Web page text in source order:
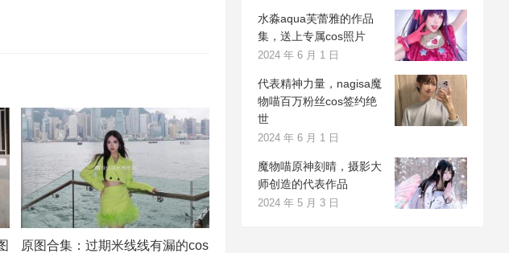
原图合集：过期米线线有漏的cos
水淼aqua芙蕾雅的作品
集，送上专属cos照片
2024 年 6 月 1 日
代表精神力量，nagisa魔
物喵百万粉丝cos签约绝
世
2024 年 6 月 1 日
魔物喵原神刻晴，摄影大
师创造的代表作品
2024 年 5 月 3 日